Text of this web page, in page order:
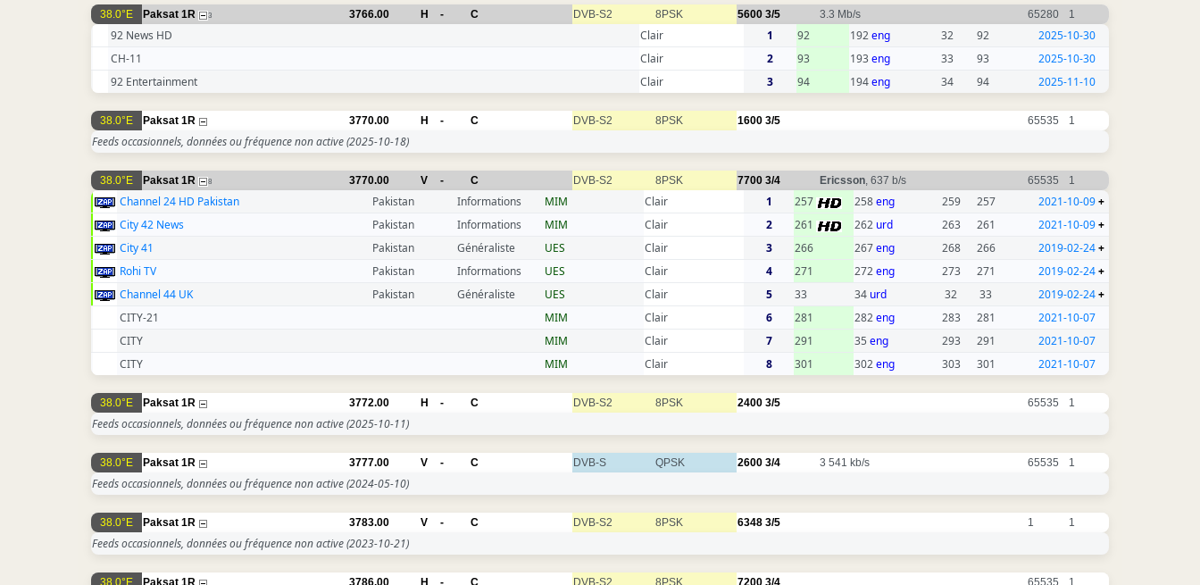
38.0°E Paksat 1R 3 3766.00 H - C DVB-S2 8PSK 5600 3/5 3.3 Mb/s 65280 1
92 News HD Clair 1 92 192eng 32 92
2025-10-30
CH-11
Clair 2 93 193eng 33 93
2025-10-30
92 Entertainment
Clair 3 94 194eng 34 94 2025-11-10
38.0°E Paksat 1R 3770.00 H - C DVB-S2 8PSK 1600 3/5 65535 1
Feeds occasionnels, données ou fréquence non active(2025-10-18)
38.0°E Paksat 1R 8 3770.00 V - C DVB-S2 8PSK 7700 3/4 Ericsson, 637 b/s 65535 1
Channel 24 HD Pakistan Pakistan Informations MIM Clair 1 257 258eng 259 257 2021-10-09+
City 42 News
Pakistan Informations MIM Clair 2 261 262 urd 263 261 2021-10-09+
City 41
Pakistan Généraliste UES Clair 3 266 267eng 268 266 2019-02-24+
Rohi TV
Pakistan Informations UES Clair 4 271 272eng 273 271 2019-02-24+
Channel 44 UK
Pakistan Généraliste UES Clair 5 33 34 urd 32 33 2019-02-24+
CITY-21
MIM Clair 6 281 282eng 283 281
2021-10-07
CITY
MIM Clair 7 291 35 eng 293 291
2021-10-07
CITY
MIM Clair 8 301 302eng 303 301 2021-10-07
38.0°E Paksat 1R 3772.00 H - C DVB-S2 8PSK 2400 3/5 65535 1
Feeds occasionnels, données ou fréquence non active(2025-10-11)
38.0°E Paksat 1R 3777.00 V - C DVB-S QPSK 2600 3/4 3 541 kb/s 65535 1
Feeds occasionnels, données ou fréquence non active(2024-05-10)
38.0°E Paksat 1R 3783.00 V - C DVB-S2 8PSK 6348 3/5 1 1
Feeds occasionnels, données ou fréquence non active(2023-10-21)